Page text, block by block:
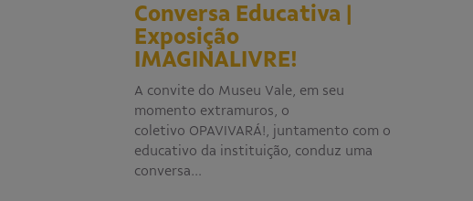
Conversa Educativa |
Exposição
IMAGINALIVRE!
A convite do Museu Vale, em seu
momento extramuros, o
coletivo OPAVIVARÁ!, juntamento com o
educativo da instituição, conduz uma
conversa…